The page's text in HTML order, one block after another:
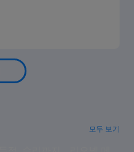
모두 보기